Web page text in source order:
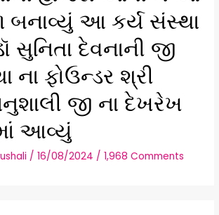
બનાવ્યું આ કર્ય સંસ્થા
સુનિતા દેવનાની જી
ફોઉન્ડર શ્રી
જી ના દેખરેખ
આવ્યું
/16/08/2024 /1,968 Comments